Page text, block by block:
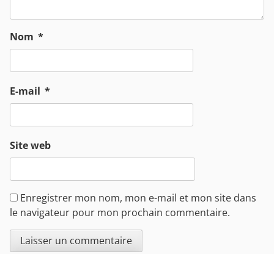
Nom *
E-mail *
Site web
Enregistrer mon nom, mon e-mail et mon site dans
le navigateur pour mon prochain commentaire.